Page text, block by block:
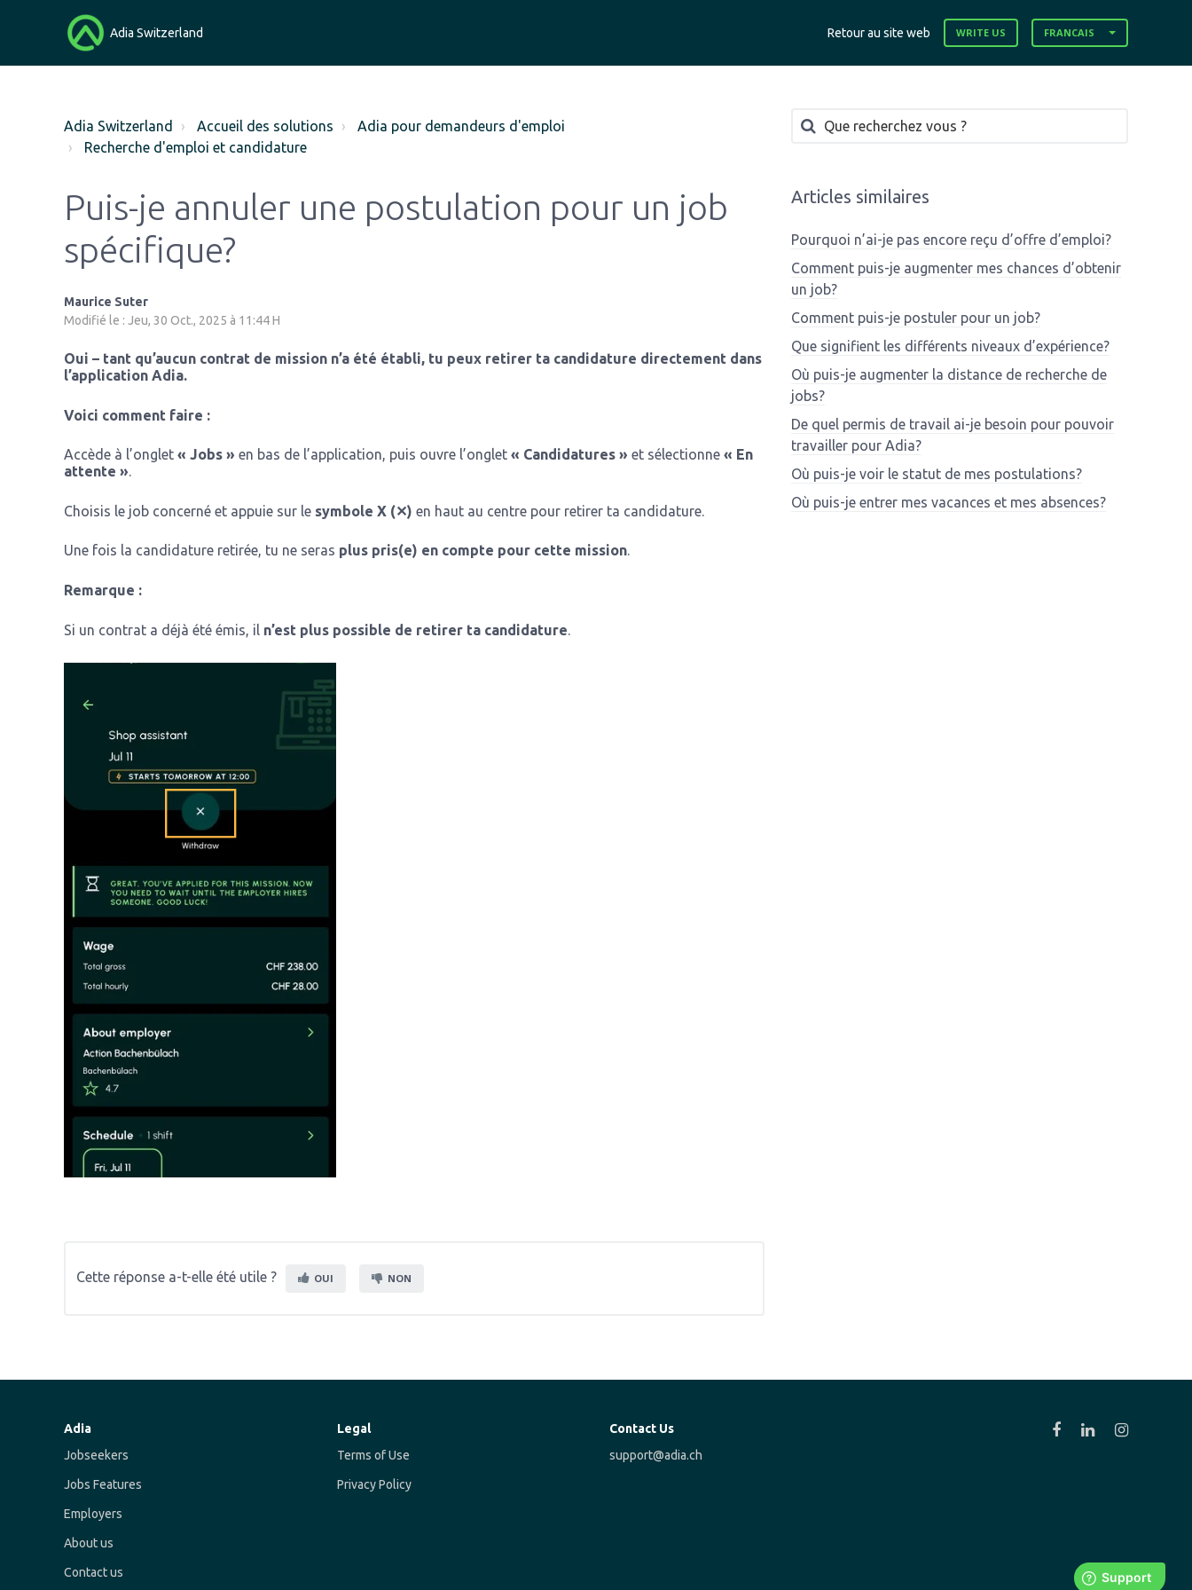
Adia Switzerland Retour au site web WRITE US FRANCAIS
Adia Switzerland Accueil des solutions
Adia pour demandeurs d'emploi
Recherche d'emploi et candidature
Puis-je annuler une postulation pour un job
spécifique?
Maurice Suter
Modifié le : Jeu, 30 Oct., 2025 à 11:44 H
Oui – tant qu’aucun contrat de mission n’a été établi, tu peux retirer ta candidature directement dans
l’application Adia.
Voici comment faire :
Accède à l’onglet « Jobs » en bas de l’application, puis ouvre l’onglet « Candidatures » et sélectionne « En
attente ».
Choisis le job concerné et appuie sur le symbole X (✕) en haut au centre pour retirer ta candidature.
Une fois la candidature retirée, tu ne seras plus pris(e) en compte pour cette mission.
Remarque :
Si un contrat a déjà été émis, il n’est plus possible de retirer ta candidature
Cette réponse a-t-elle été utile ? OUI NON
Articles similaires
Pourquoi n’ai-je pas encore reçu d’offre d’emploi?
Comment puis-je augmenter mes chances d’obtenir
un job?
Comment puis-je postuler pour un job?
Que signifient les différents niveaux d’expérience?
Où puis-je augmenter la distance de recherche de
jobs?
De quel permis de travail ai-je besoin pour pouvoir
travailler pour Adia?
Où puis-je voir le statut de mes postulations?
Où puis-je entrer mes vacances et mes absences?
Adia
Jobseekers
Jobs Features
Employers
About us
Contact us
Legal
Terms of Use
Privacy Policy
Contact Us
support@adia.ch